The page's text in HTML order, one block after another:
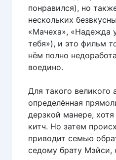
понравился), но
нескольких
«Мачеха», «Надежда
тебя»), и это фильм
нём полно
воедино.
Для такого великого
определённая
дерзкой манере,
китч. Но затем
приводит семью
седому брату Мэйси,